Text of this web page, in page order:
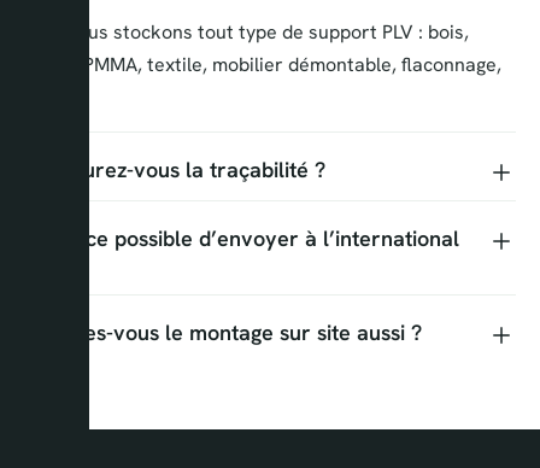
Oui. Nous stockons tout type de support PLV : bois,
métal, PMMA, textile, mobilier démontable, flaconnage,
Assurez-vous la traçabilité ?
Est-ce possible d’envoyer à l’international
Faites-vous le montage sur site aussi ?